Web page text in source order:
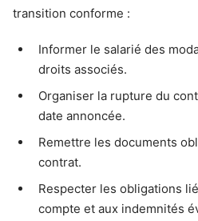
transition conforme :
Informer le salarié des
droits associés.
Organiser la rupture du
date annoncée.
Remettre les documents
contrat.
Respecter les obligations
compte et aux indemnités